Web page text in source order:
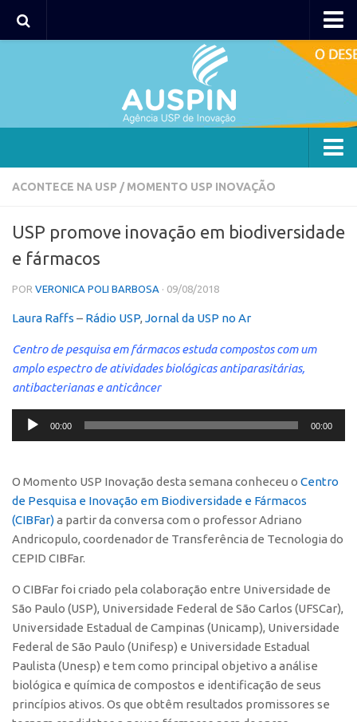
Agência
Coordenação
Polos
Polo Capital
Polo Lorena
Polo Ribeirão Preto
Polo São Carlos
Bolsa Empreendedorismo
PGI-USP
Conexão USP
Leis e Normas
Inteligência Competitiva
Editais
Pesquisa na USP
EMBRAPIIs
ACONTECE NA USP / MOMENTO USP INOVAÇÃO
USP promove inovação em biodiversidade
e fármacos
POR VERONICA POLI BARBOSA · 09/08/2018
Laura Raffs – Rádio USP, Jornal da USP no Ar
Centro de pesquisa em fármacos estuda compostos com um
amplo espectro de atividades biológicas antiparasitárias,
antibacterianas e anticâncer
Tocador
00:00 00:00
O Momento USP Inovação desta semana conheceu o Centro
de Pesquisa e Inovação em Biodiversidade e Fármacos
(CIBFar)a partir da conversa com o professor Adriano
Andricopulo, coordenador de Transferência de Tecnologia do
CEPID CIBFar.
O CIBFar foi criado pela colaboração entre Universidade de
São Paulo (USP), Universidade Federal de São Carlos (UFSCar),
Universidade Estadual de Campinas (Unicamp), Universidade
Federal de São Paulo (Unifesp) e Universidade Estadual
Paulista (Unesp) e tem como principal objetivo a análise
biológica e química de compostos e identificação de seus
princípios ativos. Os que obtêm resultados promissores se